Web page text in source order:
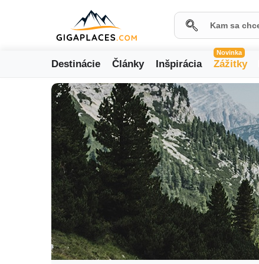
Destinácie Články Inšpirácia
Novinka
Zážitky